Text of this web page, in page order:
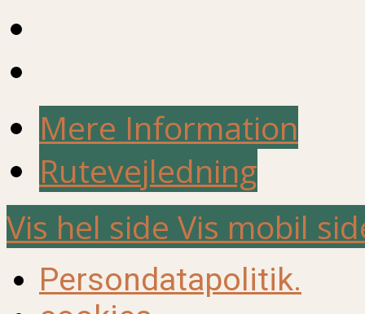
Mere Information
Rutevejledning
Vis hel side Vis mobil
Persondatapolitik.